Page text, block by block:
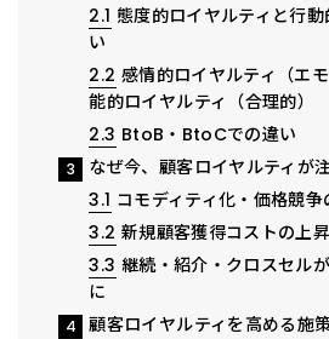
2.1 態度的ロイヤルティと行
い
2.2 感情的ロイヤルティ（エ
能的ロイヤルティ（合理的）
2.3 BtoB・BtoCでの違い
3
なぜ今、顧客ロイヤルティが
3.1 コモディティ化・価格競争
3.2 新規顧客獲得コストの上昇
3.3 継続・紹介・クロスセル
に
4
顧客ロイヤルティを高める施